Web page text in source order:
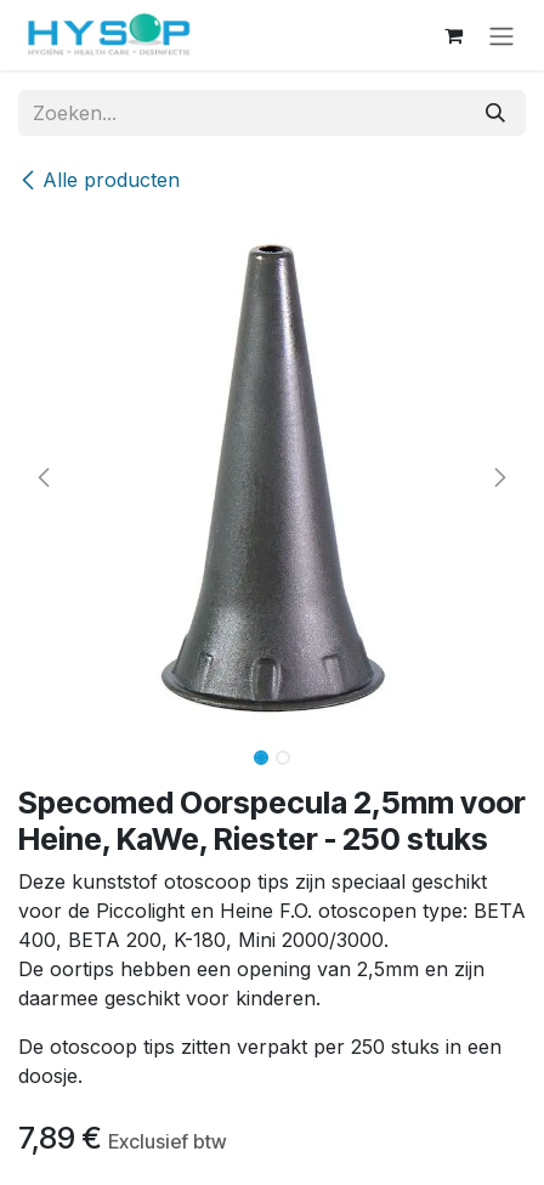
Overslaan naar inhoud
Alle producten
Specomed Oorspecula 2,5mm voor
Heine, KaWe, Riester - 250 stuks
Deze kunststof otoscoop tips zijn speciaal geschikt
voor de Piccolight en Heine F.O. otoscopen type: BETA
400, BETA 200, K-180, Mini 2000/3000.
De oortips hebben een opening van 2,5mm en zijn
daarmee geschikt voor kinderen.
De otoscoop tips zitten verpakt per 250 stuks in een
doosje.
7,89 € Exclusief btw